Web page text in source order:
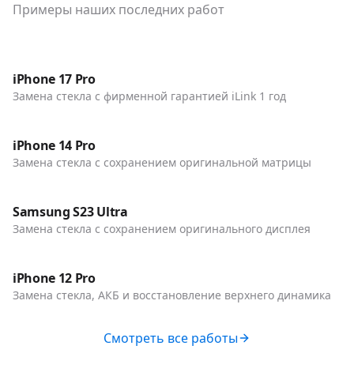
Примеры наших последних работ
Телефоны
iPhone 17 Pro
Замена стекла с фирменной гарантией iLink 1 год
Телефоны
До / После
iPhone 14 Pro
Замена стекла с сохранением оригинальной матрицы
Телефоны
До / После
Samsung S23 Ultra
Замена стекла с сохранением оригинального дисплея
Телефоны
До / После
iPhone 12 Pro
Замена стекла, АКБ и восстановление верхнего динамика
Смотреть все работы